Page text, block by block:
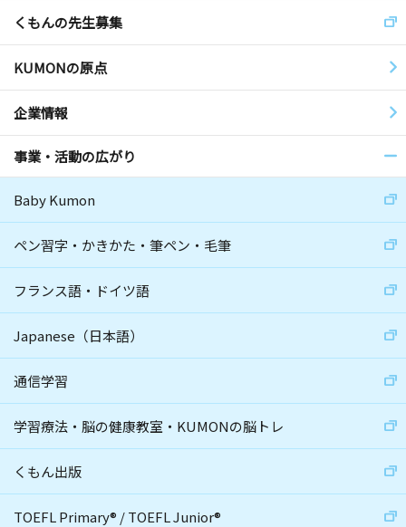
くもんの先生募集
KUMONの原点
企業情報
事業・活動の広がり
Baby Kumon
ペン習字・かきかた・筆ペン・毛筆
フランス語・ドイツ語
Japanese（日本語）
通信学習
学習療法・脳の健康教室・KUMONの脳トレ
くもん出版
TOEFL Primary® /TOEFL Junior®